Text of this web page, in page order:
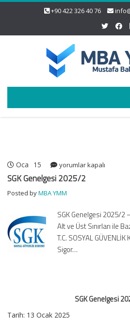
+90 422 326 40 76
Oca 15
SGK
Genelgesi
için
yorumlar kapalı
SGK Genelgesi 2025/2
Posted byMBA YMM
SGK Genelgesi 2025/2
Alt ve Üst Sınırları ile
T.C. SOSYAL GÜVENLİK
Sigor…
SGK Genelgesi
Tarih: 13 Ocak 2025